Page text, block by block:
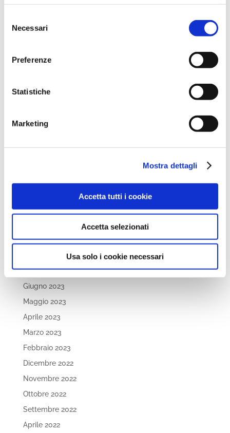
delNecessari
Preferenze
Statistiche
Marketing
Mostra dettagli
Accetta tutti i cookie
Accetta selezionati
Usa solo i cookie necessari
Agosto 2025
Marzo 2025
Agosto 2024
Marzo 2024
Dicembre 2023
Settembre 2023
Agosto 2023
Giugno 2023
Maggio 2023
Aprile 2023
Marzo 2023
Febbraio 2023
Dicembre 2022
Novembre 2022
Ottobre 2022
Settembre 2022
Aprile 2022